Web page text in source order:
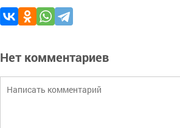
Нет комментариев